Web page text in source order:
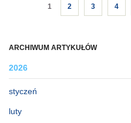
ARCHIWUM ARTYKUŁÓW
2026
styczeń
luty
1 2 3 4